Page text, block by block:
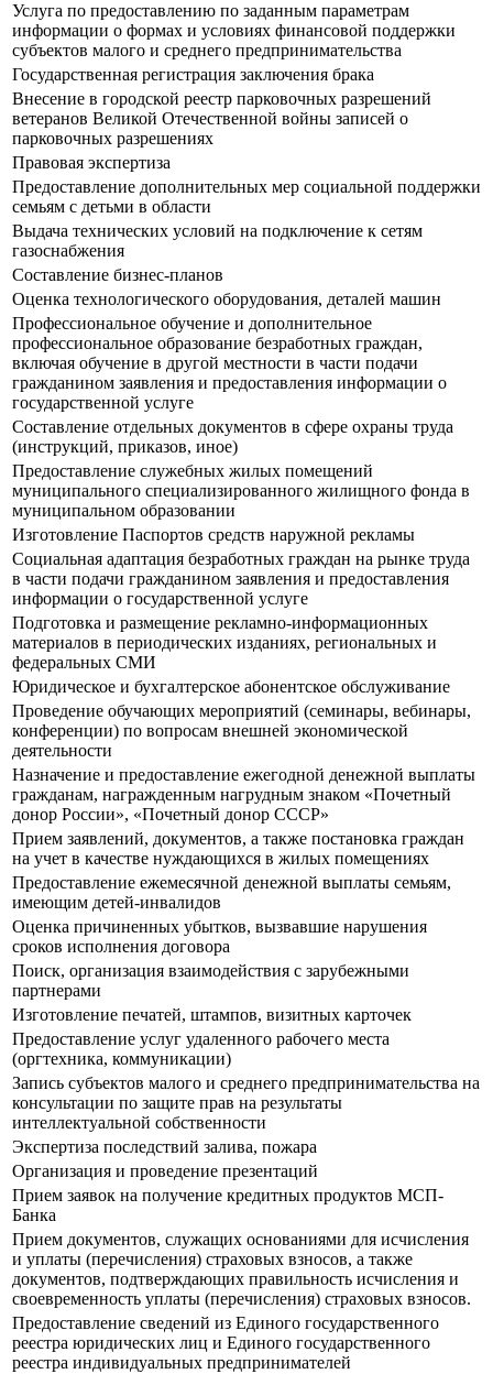
Услуга по предоставлению по заданным параметрам
информации о формах и условиях финансовой поддержки
субъектов малого и среднего предпринимательства
Государственная регистрация заключения брака
Внесение в городской реестр парковочных разрешений
ветеранов Великой Отечественной войны записей о
парковочных разрешениях
Правовая экспертиза
Предоставление дополнительных мер социальной поддержки
семьям с детьми в области
Выдача технических условий на подключение к сетям
газоснабжения
Составление бизнес-планов
Оценка технологического оборудования, деталей машин
Профессиональное обучение и дополнительное
профессиональное образование безработных граждан,
включая обучение в другой местности в части подачи
гражданином заявления и предоставления информации о
государственной услуге
Составление отдельных документов в сфере охраны труда
(инструкций, приказов, иное)
Предоставление служебных жилых помещений
муниципального специализированного жилищного фонда в
муниципальном образовании
Изготовление Паспортов средств наружной рекламы
Социальная адаптация безработных граждан на рынке труда
в части подачи гражданином заявления и предоставления
информации о государственной услуге
Подготовка и размещение рекламно-информационных
материалов в периодических изданиях, региональных и
федеральных СМИ
Юридическое и бухгалтерское абонентское обслуживание
Проведение обучающих мероприятий (семинары, вебинары,
конференции) по вопросам внешней экономической
деятельности
Назначение и предоставление ежегодной денежной выплаты
гражданам, награжденным нагрудным знаком «Почетный
донор России», «Почетный донор СССР»
Прием заявлений, документов, а также постановка граждан
на учет в качестве нуждающихся в жилых помещениях
Предоставление ежемесячной денежной выплаты семьям,
имеющим детей-инвалидов
Оценка причиненных убытков, вызвавшие нарушения
сроков исполнения договора
Поиск, организация взаимодействия с зарубежными
партнерами
Изготовление печатей, штампов, визитных карточек
Предоставление услуг удаленного рабочего места
(оргтехника, коммуникации)
Запись субъектов малого и среднего предпринимательства на
консультации по защите прав на результаты
интеллектуальной собственности
Экспертиза последствий залива, пожара
Организация и проведение презентаций
Прием заявок на получение кредитных продуктов МСП-
Банка
Прием документов, служащих основаниями для исчисления
и уплаты (перечисления) страховых взносов, а также
документов, подтверждающих правильность исчисления и
своевременность уплаты (перечисления) страховых взносов.
Предоставление сведений из Единого государственного
реестра юридических лиц и Единого государственного
реестра индивидуальных предпринимателей